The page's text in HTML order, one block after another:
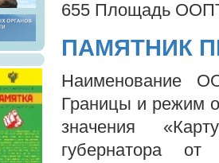
655 Площадь
ПАМЯТНИК
Наименование
Границы и режим
значения
губернатора